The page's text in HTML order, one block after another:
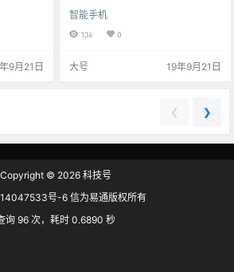
的需求
9月21日
个新的软硬件电池管理系统，该系
统始终处于动态运行状态。
智能手机
136 0
大号 19年9月21日
❮ ❯
Copyright © 2026 科技号
号-6 信为易通版权所有
询 96 次，耗时 0.6890 秒